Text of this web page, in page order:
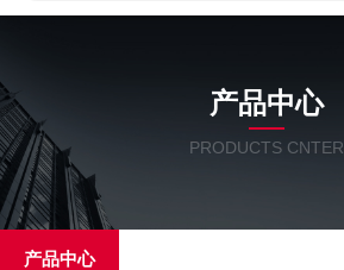
产品中心
PRODUCTS CNTER
产品中心